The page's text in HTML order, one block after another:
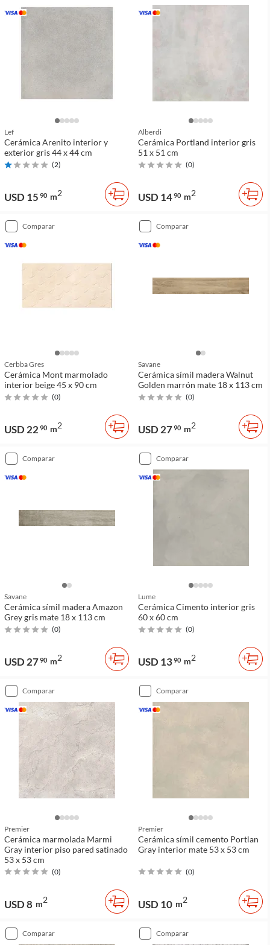
Lef
Cerámica Arenito interior y
exterior gris 44 x 44 cm
(2)
USD 15 90 m2
Alberdi
Cerámica Portland interior gris
51 x 51 cm
(0)
USD 1490 m2
comparar
Cerbba Gres
Cerámica Mont marmolado
interior beige 45 x 90 cm
(0)
USD 22 90 m2
comparar
Savane
Cerámica símil madera Walnut
Golden marrón mate 18 x 113 cm
(0)
USD 2790 m2
comparar
Savane
Cerámica símil madera Amazon
Grey gris mate 18 x 113 cm
(0)
USD 2790 m2
comparar
Lume
Cerámica Cimento interior gris
60 x 60 cm
(0)
USD 1390 m2
comparar
Premier
Cerámica marmolada Marmi
Gray interior piso pared satinado
53 x 53 cm
(0)
USD 8 m2
comparar
Premier
Cerámica símil cemento Portlan
Gray interior mate 53 x 53 cm
(0)
USD 10 m2
comparar comparar